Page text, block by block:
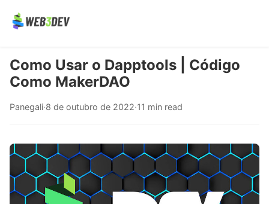
Como Usar o Dapptools | Código
Como MakerDAO
Panegali·8 de outubro de 2022·11 min read